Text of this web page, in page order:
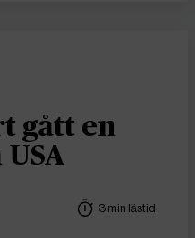
gått en
3 min lästid